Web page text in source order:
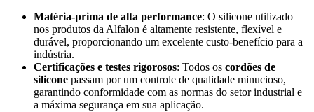
Matéria-prima de alta performance: O silicone utilizado
nos produtos da Alfalon é altamente resistente, flexível e
durável, proporcionando um excelente custo-benefício para a
indústria.
Certificações e testes rigorosos: Todos os cordões de
silicone passam por um controle de qualidade minucioso,
garantindo conformidade com as normas do setor industrial e
a máxima segurança em sua aplicação.